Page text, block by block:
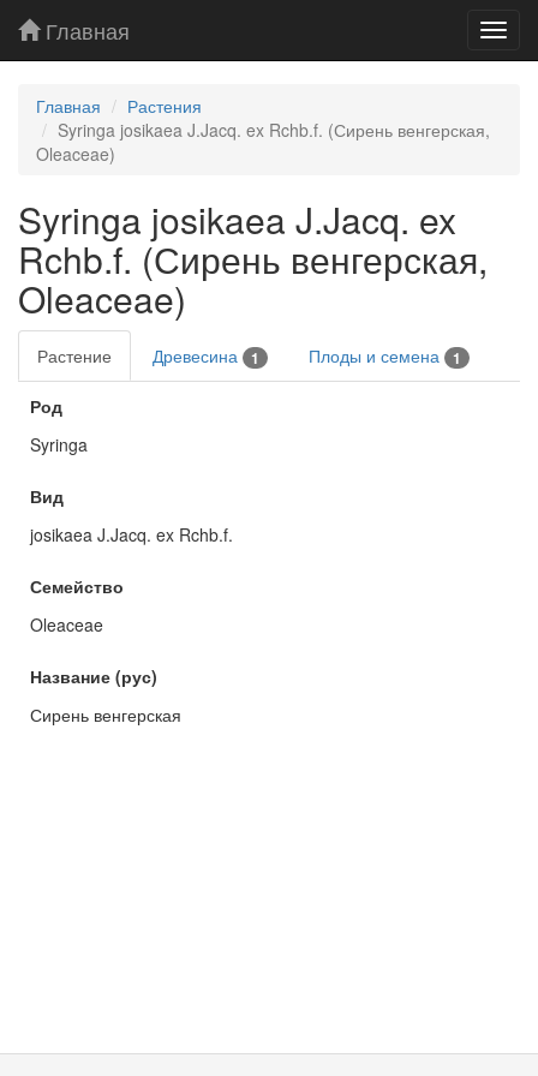
Главная
Главная
Растения
Syringa josikaea J.Jacq. ex Rchb.f. (Сирень венгерская,
Oleaceae)
Syringa josikaea J.Jacq. ex
Rchb.f. (Сирень венгерская,
Oleaceae)
Растение Древесина 1 Плоды и семена 1
Род
Syringa
Вид
josikaea J.Jacq. ex Rchb.f.
Семейство
Oleaceae
Название (рус)
Сирень венгерская